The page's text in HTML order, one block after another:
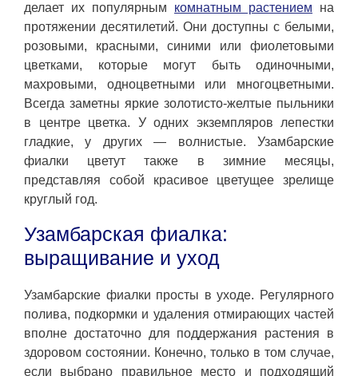
делает их популярным комнатным растением на
протяжении десятилетий. Они доступны с белыми,
розовыми, красными, синими или фиолетовыми
цветками, которые могут быть одиночными,
махровыми, одноцветными или многоцветными.
Всегда заметны яркие золотисто-желтые пыльники
в центре цветка. У одних экземпляров лепестки
гладкие, у других — волнистые. Узамбарские
фиалки цветут также в зимние месяцы,
представляя собой красивое цветущее зрелище
круглый год.
Узамбарская фиалка:
выращивание и уход
Узамбарские фиалки просты в уходе. Регулярного
полива, подкормки и удаления отмирающих частей
вполне достаточно для поддержания растения в
здоровом состоянии. Конечно, только в том случае,
если выбрано правильное место и подходящий